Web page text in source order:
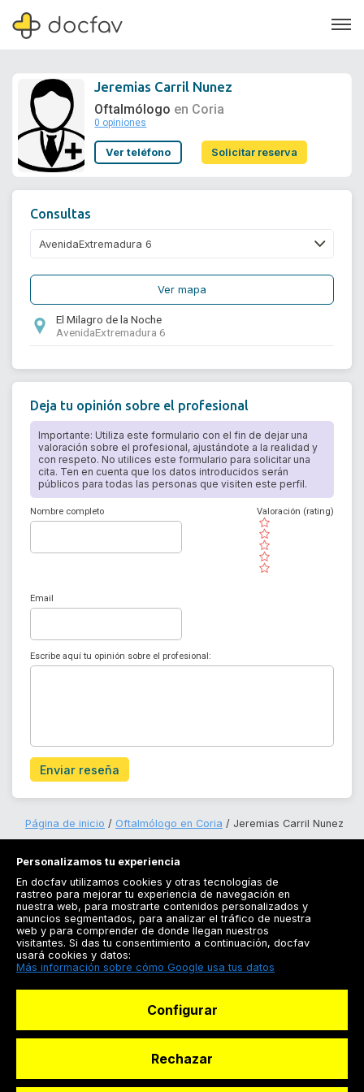
Soporte
Jeremias Carril Nunez
Oftalmólogo en Coria
0 opiniones
Ver teléfono Solicitar reserva
Consultas
Ver mapa
El Milagro de la Noche
AvenidaExtremadura 6
Deja tu opinión sobre el profesional
Importante: Utiliza este formulario con el fin de dejar una
valoración sobre el profesional, ajustándote a la realidad y
con respeto. No utilices este formulario para solicitar una
cita. Ten en cuenta que los datos introducidos serán
públicos para todas las personas que visiten este perfil.
Nombre completo
( )
( )
( )
( )
( )
Valoración (rating)
Email
Escribe aquí tu opinión sobre el profesional:
Enviar reseña
Página de inicio Oftalmólogo en Coria Jeremias Carril Nunez
Registrarse
Docfav
Personalizamos tu experiencia
En docfav utilizamos cookies y otras tecnologías de
rastreo para mejorar tu experiencia de navegación en
nuestra web, para mostrarte contenidos personalizados y
anuncios segmentados, para analizar el tráfico de nuestra
web y para comprender de donde llegan nuestros
visitantes. Si das tu consentimiento a continuación, docfav
usará cookies y datos:
Más información sobre cómo Google usa tus datos
Configurar
Rechazar